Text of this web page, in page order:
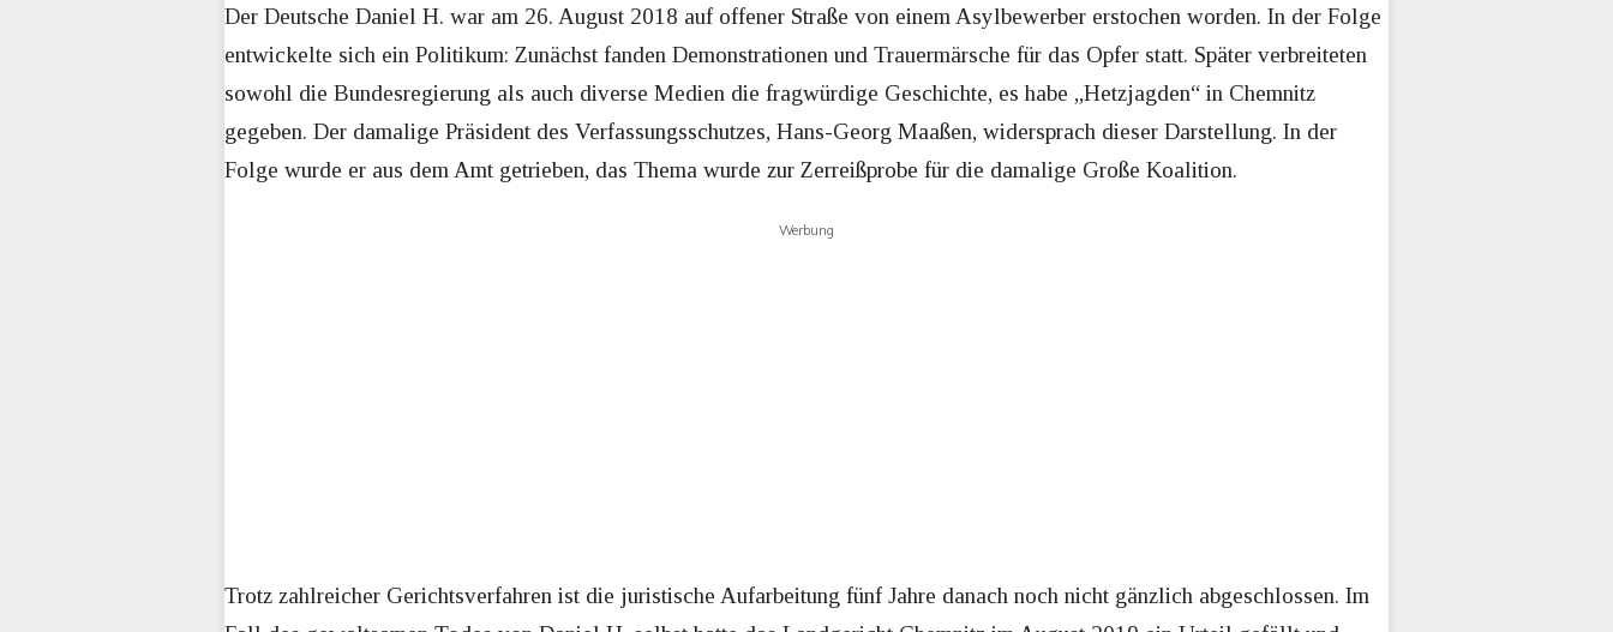
Der Deutsche Daniel H. war am 26. August 2018 auf offener Straße von einem Asylbewerber erstochen worden. In der Folge
entwickelte sich ein Politikum: Zunächst fanden Demonstrationen und Trauermärsche für das Opfer statt. Später verbreiteten
sowohl die Bundesregierung als auch diverse Medien die fragwürdige Geschichte, es habe „Hetzjagden“ in Chemnitz
gegeben. Der damalige Präsident des Verfassungsschutzes, Hans-Georg Maaßen, widersprach dieser Darstellung. In der
Folge wurde er aus dem Amt getrieben, das Thema wurde zur Zerreißprobe für die damalige Große Koalition.
Werbung
Trotz zahlreicher Gerichtsverfahren ist die juristische Aufarbeitung fünf Jahre danach noch nicht gänzlich abgeschlossen. Im